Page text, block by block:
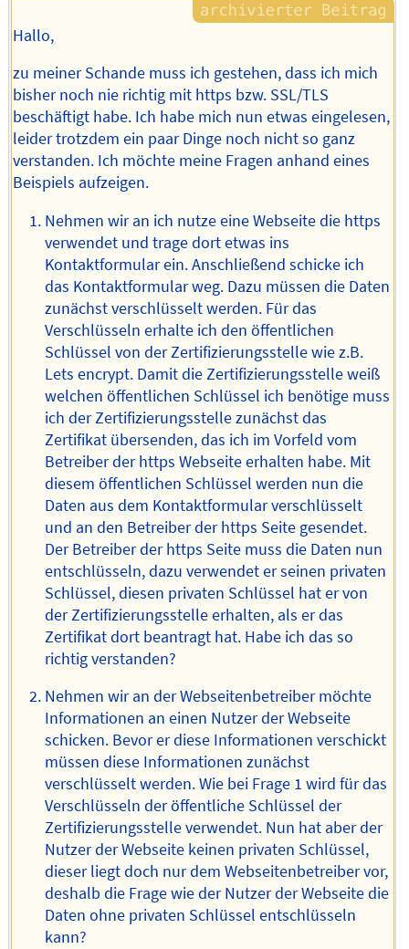
Hallo,
zu meiner Schande muss ich gestehen, dass ich mich
bisher noch nie richtig mit https bzw. SSL/TLS
beschäftigt habe. Ich habe mich nun etwas eingelesen,
leider trotzdem ein paar Dinge noch nicht so ganz
verstanden. Ich möchte meine Fragen anhand eines
Beispiels aufzeigen.
Nehmen wir an ich nutze eine Webseite die https
verwendet und trage dort etwas ins
Kontaktformular ein. Anschließend schicke ich
das Kontaktformular weg. Dazu müssen die Daten
zunächst verschlüsselt werden. Für das
Verschlüsseln erhalte ich den öffentlichen
Schlüssel von der Zertifizierungsstelle wie z.B.
Lets encrypt. Damit die Zertifizierungsstelle weiß
welchen öffentlichen Schlüssel ich benötige muss
ich der Zertifizierungsstelle zunächst das
Zertifikat übersenden, das ich im Vorfeld vom
Betreiber der https Webseite erhalten habe. Mit
diesem öffentlichen Schlüssel werden nun die
Daten aus dem Kontaktformular verschlüsselt
und an den Betreiber der https Seite gesendet.
Der Betreiber der https Seite muss die Daten nun
entschlüsseln, dazu verwendet er seinen privaten
Schlüssel, diesen privaten Schlüssel hat er von
der Zertifizierungsstelle erhalten, als er das
Zertifikat dort beantragt hat. Habe ich das so
richtig verstanden?
Nehmen wir an der Webseitenbetreiber möchte
Informationen an einen Nutzer der Webseite
schicken. Bevor er diese Informationen verschickt
müssen diese Informationen zunächst
verschlüsselt werden. Wie bei Frage 1 wird für das
Verschlüsseln der öffentliche Schlüssel der
Zertifizierungsstelle verwendet. Nun hat aber der
Nutzer der Webseite keinen privaten Schlüssel,
dieser liegt doch nur dem Webseitenbetreiber vor,
deshalb die Frage wie der Nutzer der Webseite die
Daten ohne privaten Schlüssel entschlüsseln
kann?